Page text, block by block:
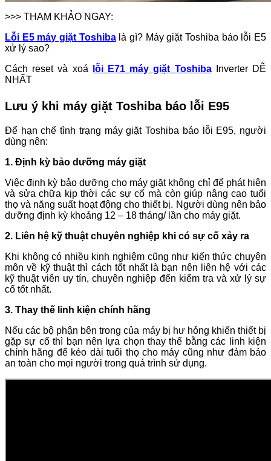
>>> THAM KHẢO NGAY:
Lỗi E5 máy giặt Toshibalà gì? Máy giặt Toshiba báo lỗi E5
xử lý sao?
Cách reset và xoá
lỗi E71 máy giặt ToshibaInverter DỄ
NHẤT
Lưu ý khi máy giặt Toshiba báo lỗi E95
Để hạn chế tình trạng máy giặt Toshiba báo lỗi E95, người
dùng nên:
1. Định kỳ bảo dưỡng máy giặt
Việc định kỳ bảo dưỡng cho máy giặt không chỉ để phát hiện
và sửa chữa kịp thời các sự cố mà còn giúp nâng cao tuổi
thọ và năng suất hoạt động cho thiết bị. Người dùng nên bảo
dưỡng định kỳ khoảng 12 – 18 tháng/ lần cho máy giặt.
2. Liên hệ kỹ thuật chuyên nghiệp khi có sự cố xảy ra
Khi không có nhiều kinh nghiệm cũng như kiến thức chuyên
môn về kỹ thuật thì cách tốt nhất là bạn nên liên hệ với các
kỹ thuật viên uy tín, chuyên nghiệp đến kiểm tra và xử lý sự
cố tốt nhất.
3. Thay thế linh kiện chính hãng
Nếu các bộ phận bên trong của máy bị hư hỏng khiến thiết bị
gặp sự cố thì bạn nên lựa chọn thay thế bằng các linh kiện
chính hãng để kéo dài tuổi thọ cho máy cũng như đảm bảo
an toàn cho mọi người trong quá trình sử dụng.